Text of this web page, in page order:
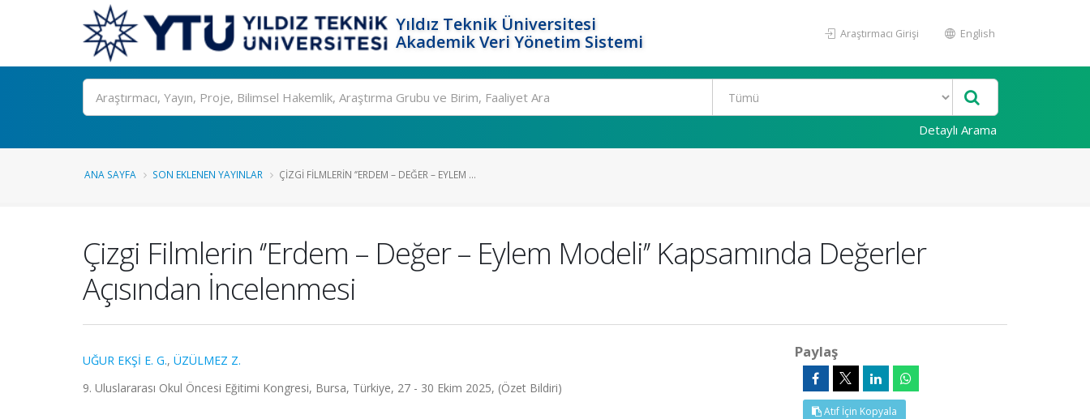
Yıldız Teknik Üniversitesi
Akademik Veri Yönetim Sistemi
Araştırmacı Girişi English
Ara
Detaylı Arama
ANA SAYFA SON EKLENEN YAYINLAR ÇIZGI FILMLERIN ‘’ERDEM – DEĞER – EYLEM ...
Çizgi Filmlerin ‘’Erdem – Değer – Eylem Modeli’’ Kapsamında Değerler
Açısından İncelenmesi
UĞUR EKŞİ E. G., ÜZÜLMEZ Z.
9. Uluslararası Okul Öncesi Eğitimi Kongresi, Bursa, Türkiye, 27 - 30 Ekim 2025, (Özet Bildiri)
Paylaş
Atıf İçin Kopyala